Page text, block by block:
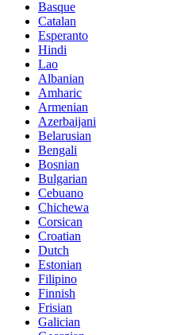
Basque
Catalan
Esperanto
Hindi
Lao
Albanian
Amharic
Armenian
Azerbaijani
Belarusian
Bengali
Bosnian
Bulgarian
Cebuano
Chichewa
Corsican
Croatian
Dutch
Estonian
Filipino
Finnish
Frisian
Galician